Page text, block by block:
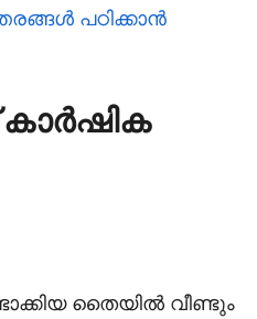
പഠിക്കാന്‍
തൈയില്‍ വീണ്ടും